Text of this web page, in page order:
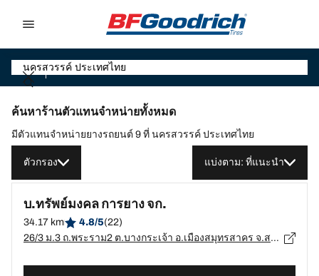
ค้นหาร้านตัวแทนจำหน่ายทั้งหมด
มีตัวแทนจำหน่ายยางรถยนต์ 9 ที่ นครสวรรค์ ประเทศไทย
ตัวกรอง แบ่งตาม: ที่แนะนำ
บ.ทรัพย์มงคล การยาง จก.
34.17 km 4.8/5(22)
26/3 ม.3 ถ.พระราม2 ต.บางกระเจ้า อ.เมืองสมุทรสาคร จ.สมุทรสาคร, สมุทรสาคร - 74000